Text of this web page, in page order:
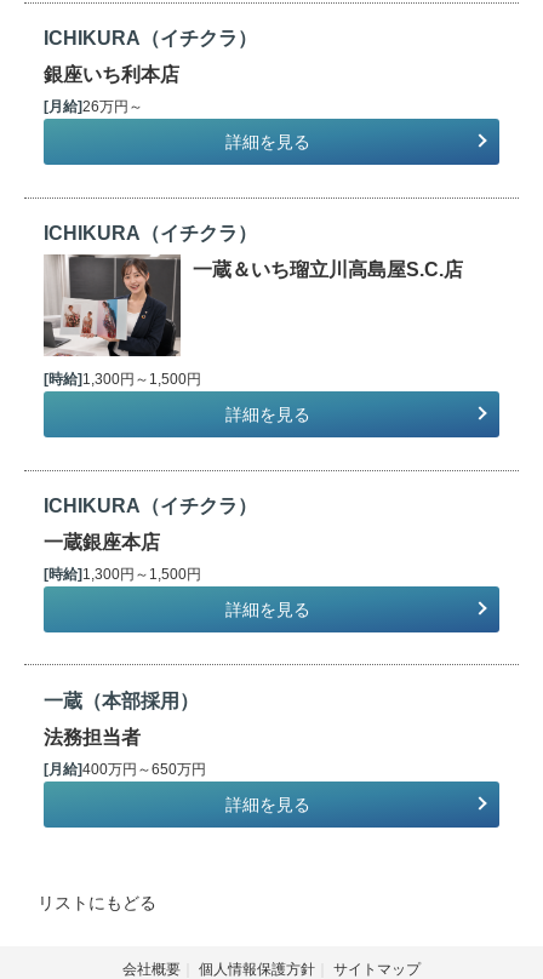
ICHIKURA（イチクラ）
銀座いち利本店
[月給]26万円～
詳細を見る
ICHIKURA（イチクラ）
一蔵＆いち瑠立川高島屋S.C.店
[時給] 1,300円～1,500円
詳細を見る
ICHIKURA（イチクラ）
一蔵銀座本店
[時給] 1,300円～1,500円
詳細を見る
一蔵（本部採用）
法務担当者
[月給]400万円～650万円
詳細を見る
リストにもどる
会社概要 個人情報保護方針 サイトマップ